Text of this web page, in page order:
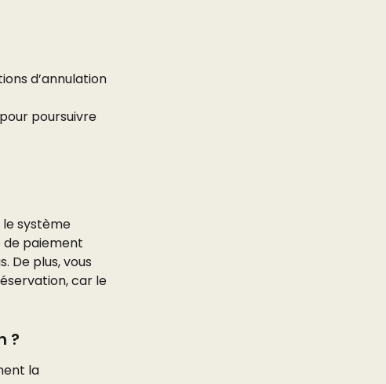
d’annulation
poursuivre
le système
paiement
De plus, vous
car le
?
la